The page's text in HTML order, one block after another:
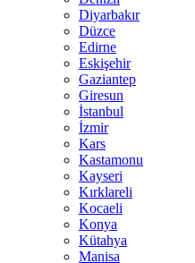
Diyarbakır
Düzce
Edirne
Eskişehir
Gaziantep
Giresun
İstanbul
İzmir
Kars
Kastamonu
Kayseri
Kırklareli
Kocaeli
Konya
Kütahya
Manisa